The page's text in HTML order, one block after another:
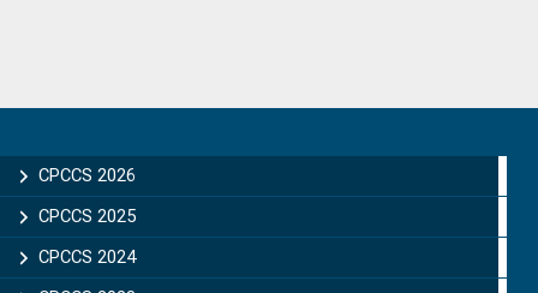
Sidebar
CPCCS 2026
CPCCS 2025
CPCCS 2024